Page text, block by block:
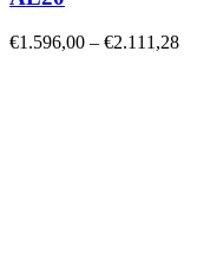
€1.596,00 – €2.111,28